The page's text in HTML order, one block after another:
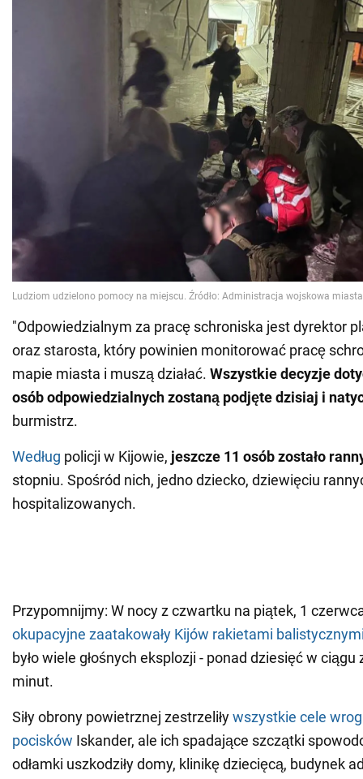
"Odpowiedzialnym za pracę schroniska jest dyrektor
oraz starosta, który powinien monitorować pracę
mapie miasta i muszą działać. Wszystkie decyzje
osób odpowiedzialnych zostaną podjęte dzisiaj i
burmistrz.
Według policji w Kijowie, jeszcze 11 osób zostało
stopniu. Spośród nich, jedno dziecko, dziewięciu
hospitalizowanych.
Przypomnijmy: W nocy z czwartku na piątek, 1
okupacyjne zaatakowały Kijów rakietami
było wiele głośnych eksplozji - ponad dziesięć w
minut.
Siły obrony powietrznej zestrzeliływszystkie cele
pocisków Iskander, ale ich spadające szczątki
odłamki uszkodziły domy, klinikę dziecięcą, budynek